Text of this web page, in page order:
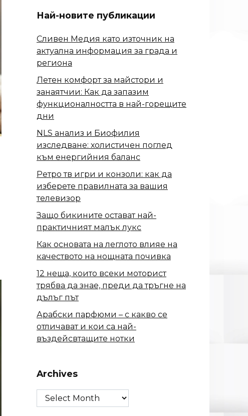
Най-новите публикации
Сливен Медия като източник на
актуална информация за града и
региона
Летен комфорт за майстори и
занаятчии: Как да запазим
функционалността в най-горещите
дни
NLS анализ и Биофилия
изследване: холистичен поглед
към енергийния баланс
Ретро тв игри и конзоли: как да
изберете правилната за вашия
телевизор
Защо бикините остават най-
практичният малък лукс
Как основата на леглото влияе на
качеството на нощната почивка
12 неща, които всеки моторист
трябва да знае, преди да тръгне на
дълъг път
Арабски парфюми – с какво се
отличават и кои са най-
въздейсвтащите нотки
Archives
Archives